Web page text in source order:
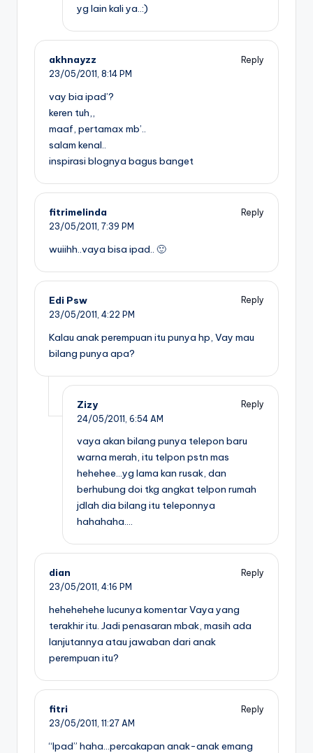
yg lain kali ya..:)
akhnayzz
Reply
23/05/2011, 8:14 PM
vay bia ipad’?
keren tuh,,
maaf, pertamax mb’..
salam kenal..
inspirasi blognya bagus banget
fitrimelinda
Reply
23/05/2011, 7:39 PM
wuiihh..vaya bisa ipad.. 🙂
Edi Psw
Reply
23/05/2011, 4:22 PM
Kalau anak perempuan itu punya hp, Vay mau
bilang punya apa?
Zizy
Reply
24/05/2011, 6:54 AM
vaya akan bilang punya telepon baru
warna merah, itu telpon pstn mas
hehehee…yg lama kan rusak, dan
berhubung doi tkg angkat telpon rumah
jdlah dia bilang itu teleponnya
hahahaha….
dian
Reply
23/05/2011, 4:16 PM
hehehehehe lucunya komentar Vaya yang
terakhir itu. Jadi penasaran mbak, masih ada
lanjutannya atau jawaban dari anak
perempuan itu?
fitri
Reply
23/05/2011, 11:27 AM
“Ipad” haha…percakapan anak-anak emang